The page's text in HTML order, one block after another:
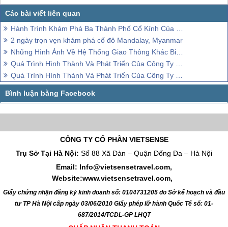
Yên bình (Ảnh: Kinh Nghiệm Khám Phá bụi
Nguyen)
Hành Trình Khám Phá Ba Thành Phố Cổ Kính Của Đất Nước Myanmar
2 ngày trọn vẹn khám phá cố đô Mandalay, Myanmar
Những Hình Ảnh Về Hệ Thống Giao Thông Khác Biệt Tại Myanmar
Quá Trình Hình Thành Và Phát Triển Của Công Ty VietSense